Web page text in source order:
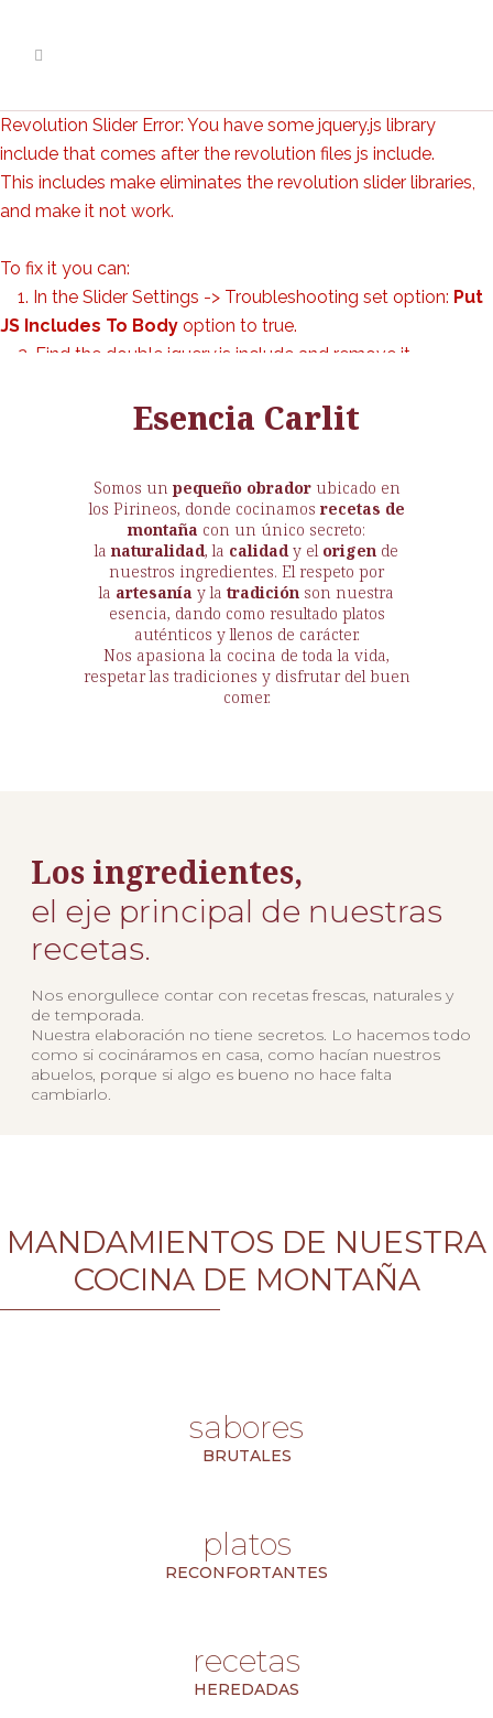
Revolution Slider Error: You have some jquery.js library
include that comes after the revolution files js include.
This includes make eliminates the revolution slider libraries,
and make it not work.
To fix it you can:
1. In the Slider Settings -> Troubleshooting set option: Put
JS Includes To Body option to true.
2. Find the double jquery.js include and remove it.
Esencia Carlit
Somos un pequeño obradorubicado en
los Pirineos, donde cocinamos recetas de
montaña con un único secreto:
lanaturalidad, la calidady el origen de
nuestros ingredientes. El respeto por
la artesanía y la tradición son nuestra
esencia, dando como resultado platos
auténticos y llenos de carácter.
Nos apasiona la cocina de toda la vida,
respetar las tradiciones y disfrutar del buen
comer.
Los ingredientes,
el eje principal de nuestras
recetas.
Nos enorgullece contar con recetas frescas, naturales y
de temporada.
Nuestra elaboración no tiene secretos. Lo hacemos todo
como si cocináramos en casa, como hacían nuestros
abuelos, porque si algo es bueno no hace falta
cambiarlo.
MANDAMIENTOS DE NUESTRA
COCINA DE MONTAÑA
sabores
BRUTALES
platos
RECONFORTANTES
recetas
HEREDADAS